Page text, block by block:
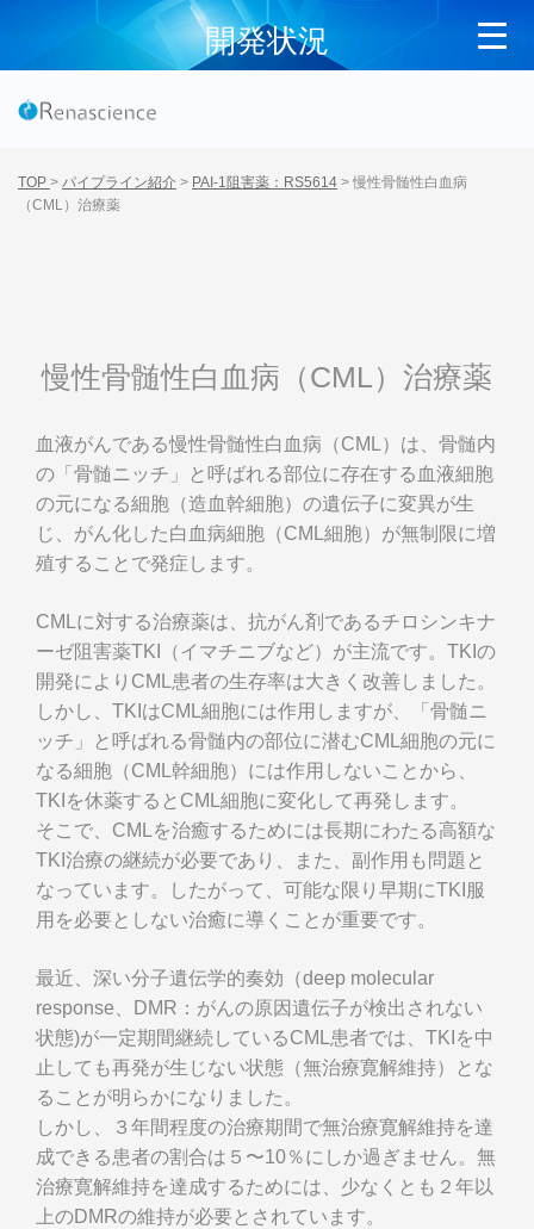
開発状況
TOP > パイプライン紹介 > PAI-1阻害薬：RS5614 > 慢性骨髄性白血病
（CML）治療薬
慢性骨髄性白血病（CML）治療薬
血液がんである慢性骨髄性白血病（CML）は、骨髄内
の「骨髄ニッチ」と呼ばれる部位に存在する血液細胞
の元になる細胞（造血幹細胞）の遺伝子に変異が生
じ、がん化した白血病細胞（CML細胞）が無制限に増
殖することで発症します。
CMLに対する治療薬は、抗がん剤であるチロシンキナ
ーゼ阻害薬TKI（イマチニブなど）が主流です。TKIの
開発によりCML患者の生存率は大きく改善しました。
しかし、TKIはCML細胞には作用しますが、「骨髄ニ
ッチ」と呼ばれる骨髄内の部位に潜むCML細胞の元に
なる細胞（CML幹細胞）には作用しないことから、
TKIを休薬するとCML細胞に変化して再発します。
そこで、CMLを治癒するためには長期にわたる高額な
TKI治療の継続が必要であり、また、副作用も問題と
なっています。したがって、可能な限り早期にTKI服
用を必要としない治癒に導くことが重要です。
最近、深い分子遺伝学的奏効（deep molecular
response、DMR：がんの原因遺伝子が検出されない
状態)が一定期間継続しているCML患者では、TKIを中
止しても再発が生じない状態（無治療寛解維持）とな
ることが明らかになりました。
しかし、３年間程度の治療期間で無治療寛解維持を達
成できる患者の割合は５〜10％にしか過ぎません。無
治療寛解維持を達成するためには、少なくとも２年以
上のDMRの維持が必要とされています。